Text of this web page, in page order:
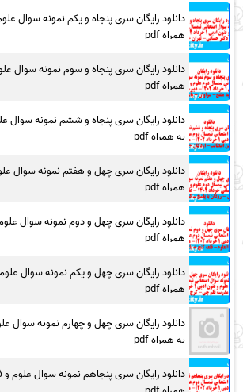
دانلود رایگان سری پنجاه و یکم نمونه سوال
همراه pdf
دانلود رایگان سری پنجاه و سوم نمونه سوال
همراه pdf
دانلود رایگان سری پنجاه و ششم نمونه سوال
به همراه pdf
دانلود رایگان سری چهل و هفتم نمونه سوال
همراه pdf
دانلود رایگان سری چهل و دوم نمونه سوال
همراه pdf
دانلود رایگان سری چهل و یکم نمونه سوال
همراه pdf
دانلود رایگان سری چهل و چهارم نمونه سوال
به همراه pdf
دانلود رایگان سری پنجاهم نمونه سوال علوم